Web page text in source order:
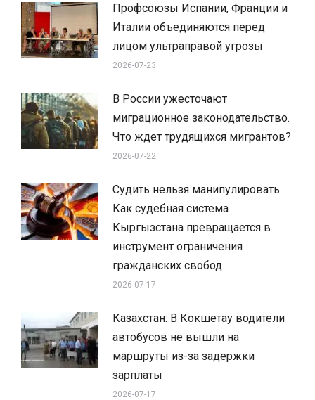
Профсоюзы Испании, Франции и
Италии объединяются перед
лицом ультраправой угрозы
2026-07-23
В России ужесточают
миграционное законодательство.
Что ждет трудящихся мигрантов?
2026-07-22
Судить нельзя манипулировать.
Как судебная система
Кыргызстана превращается в
инструмент ограничения
гражданских свобод
2026-07-17
Казахстан: В Кокшетау водители
автобусов не вышли на
маршруты из-за задержки
зарплаты
2026-07-17